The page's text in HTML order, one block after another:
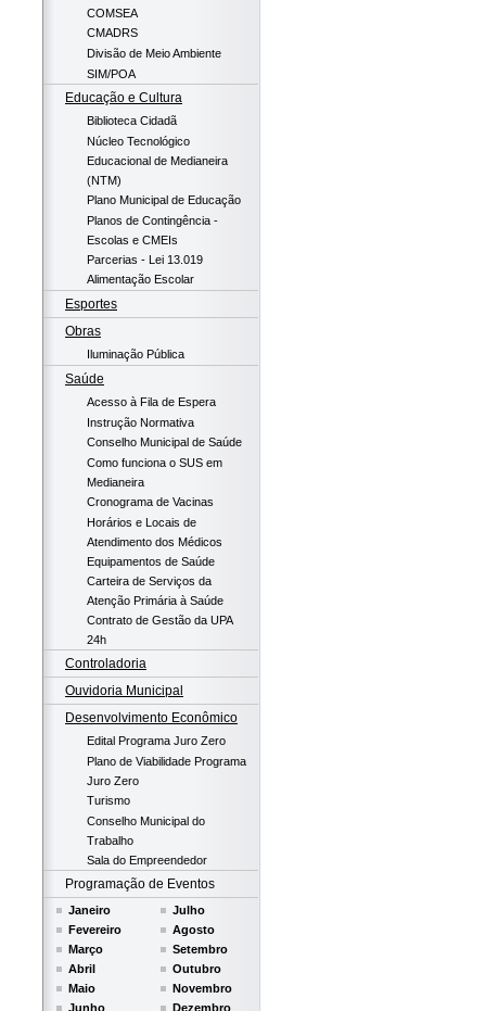
COMSEA
CMADRS
Divisão de Meio Ambiente
SIM/POA
Educação e Cultura
Biblioteca Cidadã
Núcleo Tecnológico
Educacional de Medianeira
(NTM)
Plano Municipal de Educação
Planos de Contingência -
Escolas e CMEIs
Parcerias - Lei 13.019
Alimentação Escolar
Esportes
Obras
Iluminação Pública
Saúde
Acesso à Fila de Espera
Instrução Normativa
Conselho Municipal de Saúde
Como funciona o SUS em
Medianeira
Cronograma de Vacinas
Horários e Locais de
Atendimento dos Médicos
Equipamentos de Saúde
Carteira de Serviços da
Atenção Primária à Saúde
Contrato de Gestão da UPA
24h
Controladoria
Ouvidoria Municipal
Desenvolvimento Econômico
Edital Programa Juro Zero
Plano de Viabilidade Programa
Juro Zero
Turismo
Conselho Municipal do
Trabalho
Sala do Empreendedor
Programação de Eventos
Janeiro
Fevereiro
Março
Abril
Maio
Junho
Julho
Agosto
Setembro
Outubro
Novembro
Dezembro